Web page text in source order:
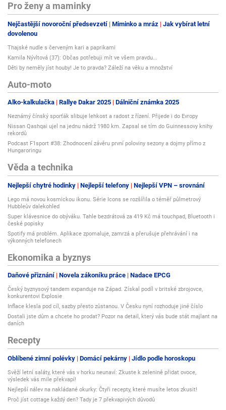
Pro ženy a maminky
Nejčastější novoroční předsevzetí Miminko a mráz
Jak vybírat letní
dovolenou
Thajské nudle s červeným kari a paprikami
Kamila Nývltová (37): Občas potřebuji mít ve všem pravdu...
Děti by neměly jíst houby! Je to pravda? Záleží na věku a množství
Auto-moto
Alko-kalkulačka Rallye Dakar 2025 Dálniční známka 2025
Neznámý čínský sporťák slibuje lehkost a radost z řízení. Přijede i do Evropy
Nissan Qashqai ujel na jednu nádrž 1980 km. Zapsal se tím do Guinnessovy knihy
rekordů
Podcast F1sport #38: Zhodnocení závěru první poloviny sezony a dojmy přímo z
Hungaroringu
Věda a technika
Nejlepší chytré hodinky Nejlepší telefony Nejlepší VPN – srovnání
Lego má novou kosmickou ikonu. Série Icons se rozšířila o téměř půlmetrový
Hubbleův dalekohled
Super klávesnice do obýváku. Tahle bezdrátová za 419 Kč má touchpad, Bluetooth i
české popisky
Spotify má problém. Aplikace zpomaluje, zamrzá a přerušuje přehrávání i na
výkonných telefonech
Ekonomika a byznys
Daňové přiznání Novela zákoníku práce Nadace EPCG
Český byznysový tandem expanduje na Západ. Získal podíl v britské zbrojovce,
konkurentovi Explosie
Inflace klesla pod cíl, sazby přesto zůstanou. V Česku nyní rozhoduje jiné číslo
Dostali jste dům a chcete ho prodat? Pozor na detail, který vás bude stát majlant na
daních
Recepty
Oblíbené zimní polévky Domácí pekárny Jídlo podle horoskopu
Svěží letní saláty, které vás v horku neunaví: Zkuste k zelenině přidat ovoce,
výsledek vás mile překvapí!
Nejlepší nálev na nakládané okurky: Čtyři recepty, které musíte letos zkusit!
Proč jíst cottage každý den? Tady je 7 překvapivých důvodů